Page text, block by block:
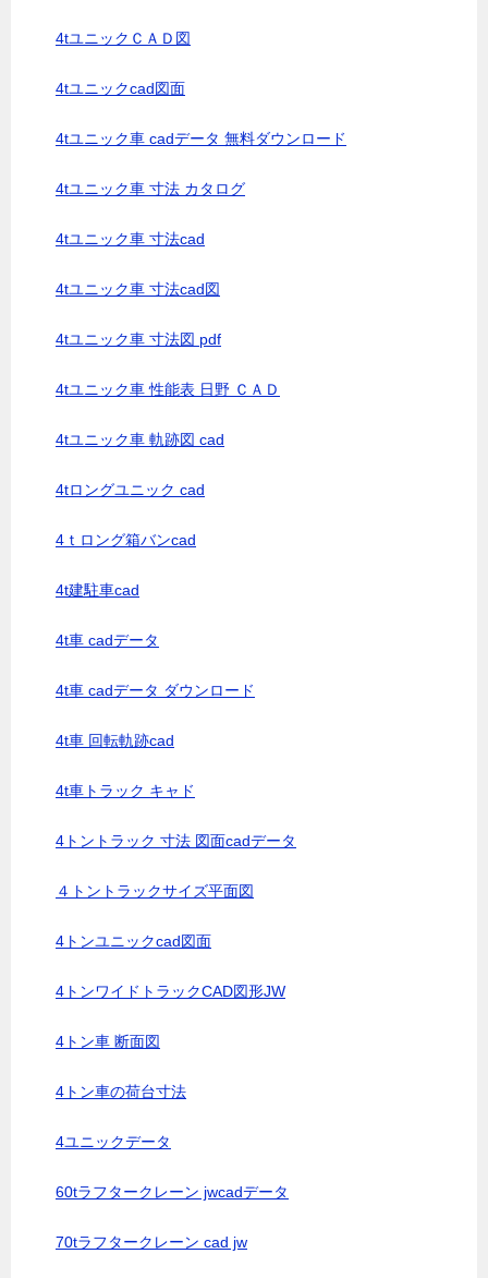
4tユニックＣＡＤ図
4tユニックcad図面
4tユニック車 cadデータ 無料ダウンロード
4tユニック車 寸法 カタログ
4tユニック車 寸法cad
4tユニック車 寸法cad図
4tユニック車 寸法図 pdf
4tユニック車 性能表 日野 ＣＡＤ
4tユニック車 軌跡図 cad
4tロングユニック cad
4ｔロング箱バンcad
4t建駐車cad
4t車 cadデータ
4t車 cadデータ ダウンロード
4t車 回転軌跡cad
4t車トラック キャド
4トントラック 寸法 図面cadデータ
４トントラックサイズ平面図
4トンユニックcad図面
4トンワイドトラックCAD図形JW
4トン車 断面図
4トン車の荷台寸法
4ユニックデータ
60tラフタークレーン jwcadデータ
70tラフタークレーン cad jw